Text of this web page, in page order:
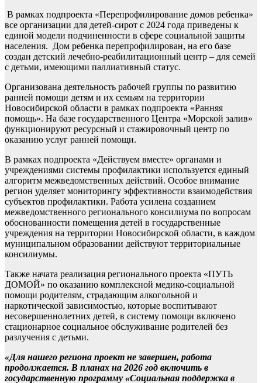
В рамках подпроекта «Перепрофилирование домов ребенка»
все организации для детей-сирот с 2024 года приведены к
единой модели подчиненности в сфере социальной защиты
населения. Дом ребенка перепрофилирован, на его базе
создан детский лечебно-реабилитационный центр – для семей
с детьми, имеющими паллиативный статус.
Организована деятельность рабочей группы по развитию
ранней помощи детям и их семьям на территории
Новосибирской области в рамках подпроекта «Ранняя
помощь». На базе государственного Центра «Морской залив»
функционируют ресурсный и стажировочный центр по
оказанию услуг ранней помощи.
В рамках подпроекта «Действуем вместе» органами и
учреждениями системы профилактики используется единый
алгоритм межведомственных действий. Особое внимание
регион уделяет мониторингу эффективности взаимодействия
субъектов профилактики. Работа усилена созданием
межведомственного регионального консилиума по вопросам
обоснованности помещения детей в государственные
учреждения на территории Новосибирской области, в каждом
муниципальном образовании действуют территориальные
консилиумы.
Также начата реализация регионального проекта «ПУТЬ
ДОМОЙ» по оказанию комплексной медико-социальной
помощи родителям, страдающим алкогольной и
наркотической зависимостью, которые воспитывают
несовершеннолетних детей, в систему помощи включено
стационарное социальное обслуживание родителей без
разлучения с детьми.
«Для нашего региона проект не завершен, работа
продолжается. В планах на 2026 год включить в
государственную программу «Социальная поддержка в